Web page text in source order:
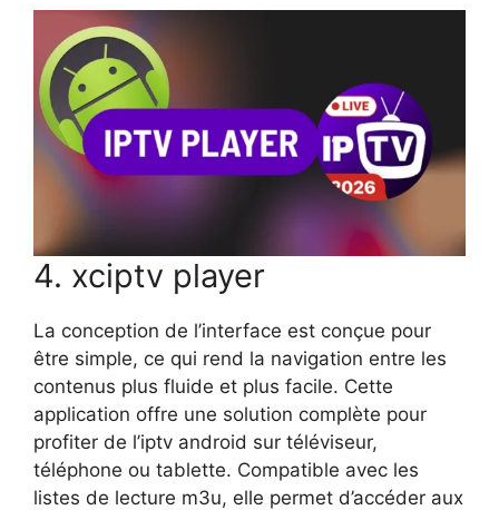
4. xciptv player
La conception de l’interface est conçue pour
être simple, ce qui rend la navigation entre les
contenus plus fluide et plus facile. Cette
application offre une solution complète pour
profiter de l’iptv android sur téléviseur,
téléphone ou tablette. Compatible avec les
listes de lecture m3u, elle permet d’accéder aux